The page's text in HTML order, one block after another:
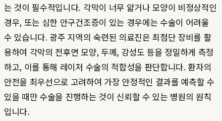
는 것이 필수적입니다. 각막이 너무 얇거나 모양이 비정상적인
경우, 또는 심한 안구건조증이 있는 경우에는 수술이 어려울
수 있습니다. 광주 지역의 숙련된 의료진은 최첨단 장비를 활
용하여 각막의 전후면 모양, 두께, 강성도 등을 정밀하게 측정
하고, 이를 통해 레이저 수술의 적합성을 판단합니다. 환자의
안전을 최우선으로 고려하여 가장 안정적인 결과를 예측할 수
있을 때만 수술을 진행하는 것이 신뢰할 수 있는 병원의 원칙
입니다.